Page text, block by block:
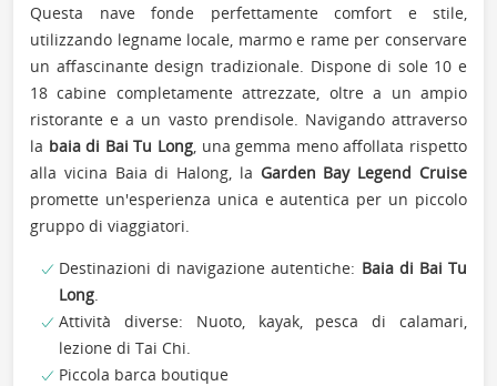
Questa nave fonde perfettamente comfort e stile,
utilizzando legname locale, marmo e rame per conservare
un affascinante design tradizionale. Dispone di sole 10 e
18 cabine completamente attrezzate, oltre a un ampio
ristorante e a un vasto prendisole. Navigando attraverso
la baia di Bai Tu Long, una gemma meno affollata rispetto
alla vicina Baia di Halong, la Garden Bay Legend Cruise
promette un'esperienza unica e autentica per un piccolo
gruppo di viaggiatori.
Destinazioni di navigazione autentiche: Baia di Bai Tu
Long.
Attività diverse: Nuoto, kayak, pesca di calamari,
lezione di Tai Chi.
Piccola barca boutique